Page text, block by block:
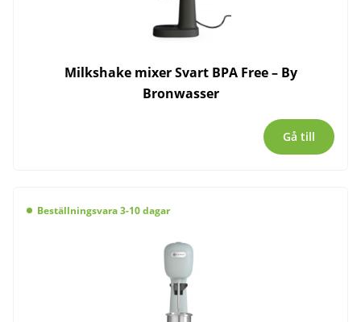
Milkshake mixer Svart BPA Free – By
Bronwasser
Gå till
Beställningsvara 3-10 dagar